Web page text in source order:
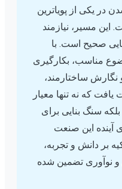
در یکی از پویاترین
مسیر، نیازمند
صحیح است. با
مناسب، بکارگیری
ساختارمند،
که نه تنها معیار
سنگ بنایی برای
این صنعت
بر دانش و تجربه،
نوآوری تضمین شده